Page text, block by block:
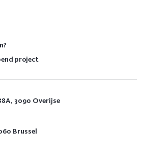
project
3090 Overijse
Brussel